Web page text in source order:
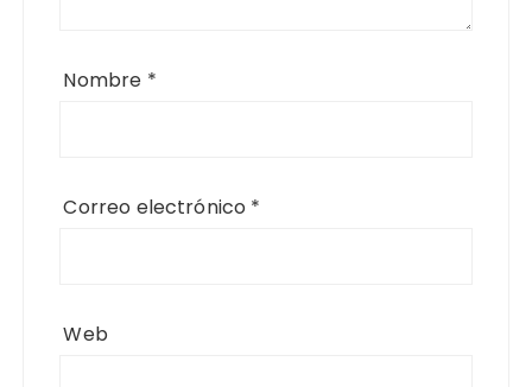
Nombre *
Correo electrónico *
Web